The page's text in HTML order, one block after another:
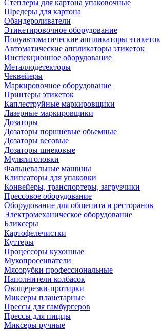
Степлеры для картона упаковочные
Шредеры для картона
Обандероливатели
Этикетировочное оборудование
Полуавтоматические аппликаторы этикеток
Автоматические аппликаторы этикеток
Инспекционное оборудование
Металлодетекторы
Чеквейеры
Маркировочное оборудование
Принтеры этикеток
Каплеструйные маркировщики
Лазерные маркировщики
Дозаторы
Дозаторы поршневые обьемные
Дозаторы весовые
Дозаторы шнековые
Мультиголовки
Фальцевальные машины
Клипсаторы для упаковки
Конвейеры, транспортеры, загрузчики
Прессовое оборудование
Оборудование для общепита и ресторанов
Электромеханическое оборудование
Бликсеры
Картофелечистки
Куттеры
Процессоры кухонные
Мукопросеиватели
Мясорубки профессиональные
Наполнители колбасок
Овощерезки-протирки
Миксеры планетарные
Прессы для гамбургеров
Прессы для пиццы
Миксеры ручные